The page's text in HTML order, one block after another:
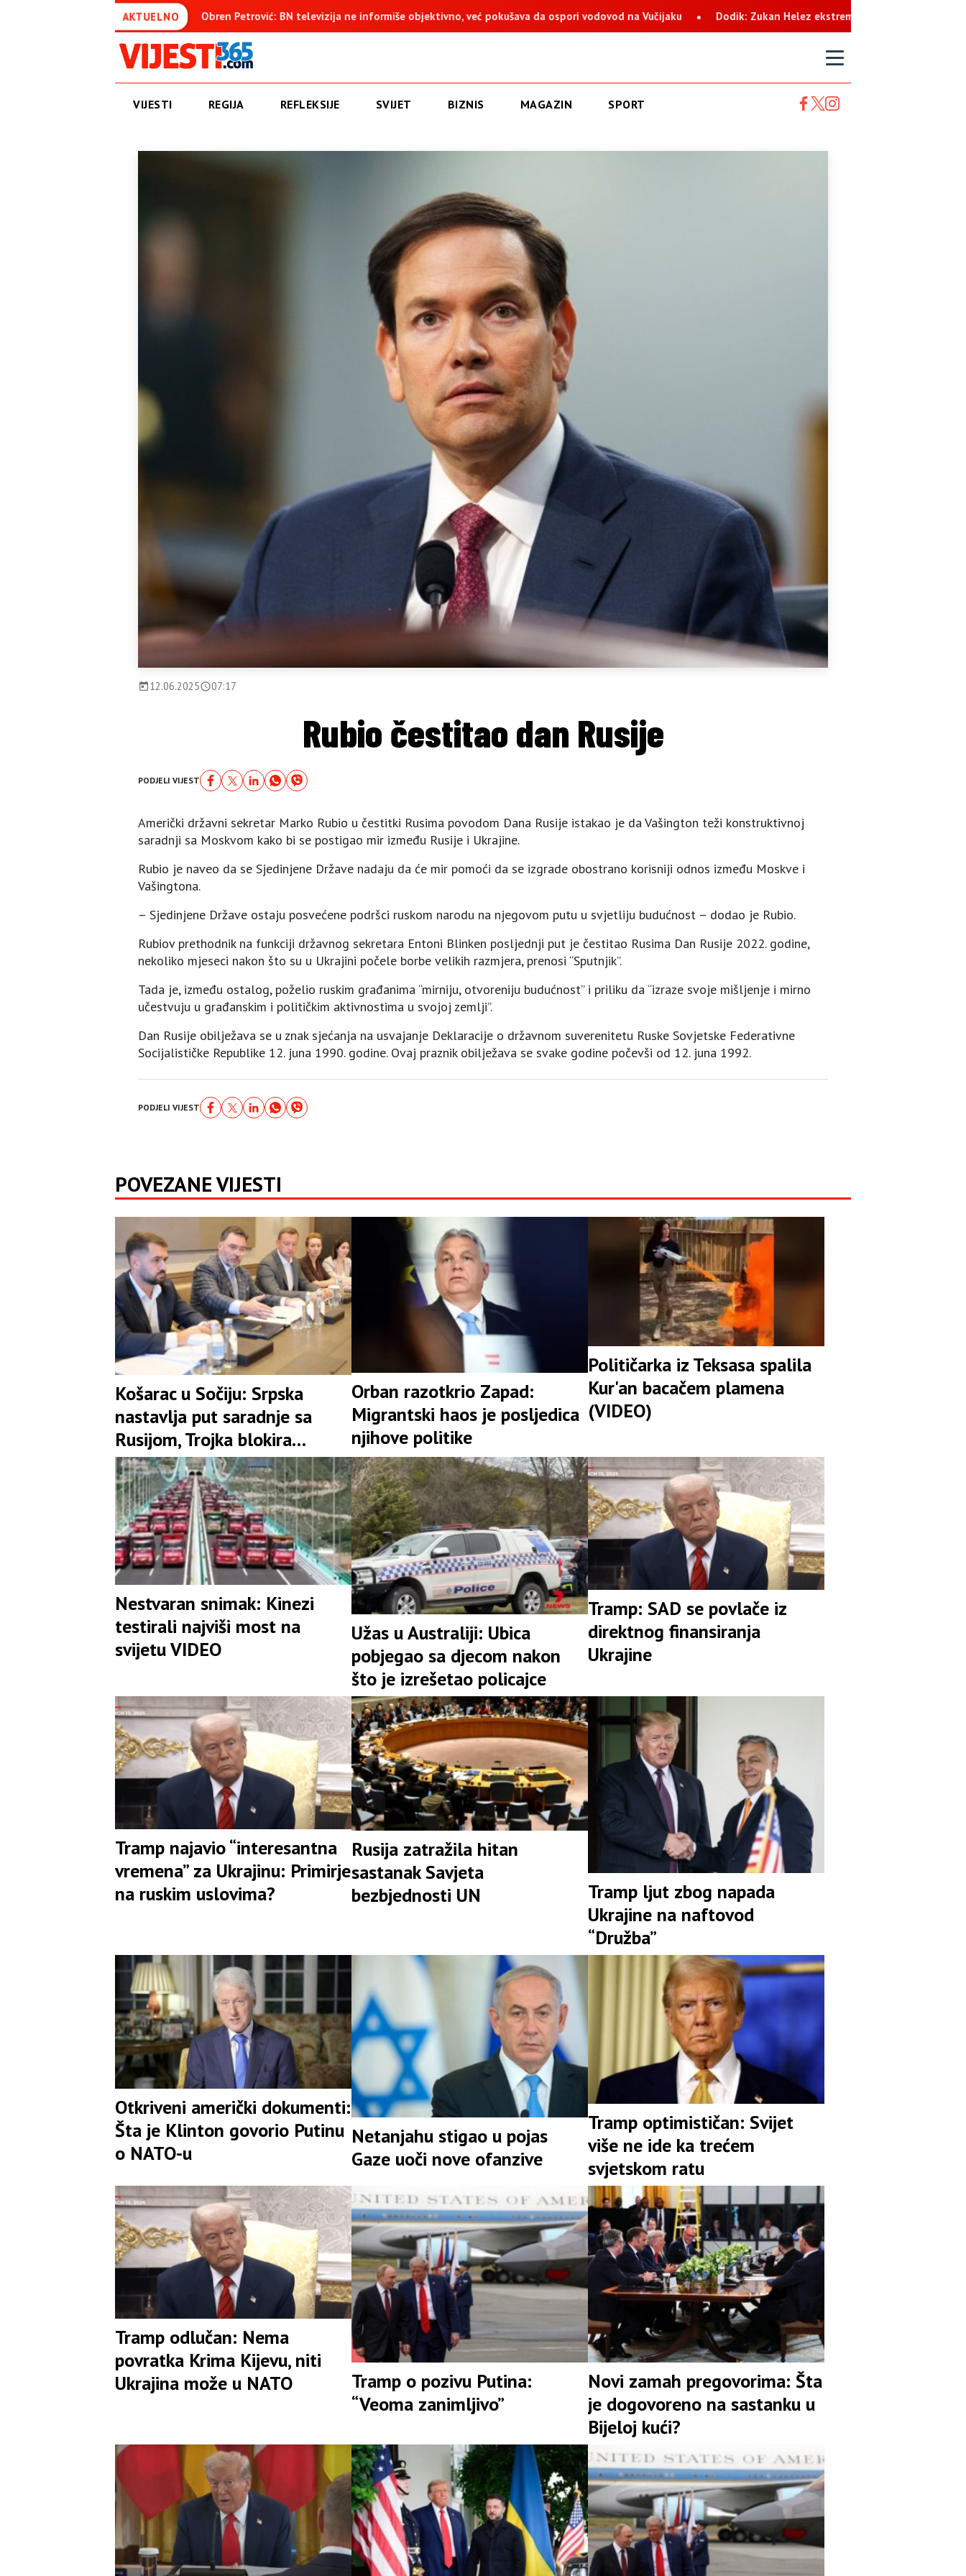
AKTUELNO
Obren Petrović: BN televizija ne informiše objektivno, već pokušava da ospori vodovod na Vučijaku Dodik: Zukan Helez ekstremista koji svaku priliku koristi za netrpeljivost
VIJESTI REGIJA REFLEKSIJE SVIJET BIZNIS MAGAZIN SPORT
12.06.2025 07:17
Rubio čestitao dan Rusije
PODJELI VIJEST
Američki državni sekretar Marko Rubio u čestitki Rusima povodom Dana Rusije istakao je da Vašington teži konstruktivnoj
saradnji sa Moskvom kako bi se postigao mir između Rusije i Ukrajine.
Rubio je naveo da se Sjedinjene Države nadaju da će mir pomoći da se izgrade obostrano korisniji odnos između Moskve i
Vašingtona.
– Sjedinjene Države ostaju posvećene podršci ruskom narodu na njegovom putu u svjetliju budućnost – dodao je Rubio.
Rubiov prethodnik na funkciji državnog sekretara Entoni Blinken posljednji put je čestitao Rusima Dan Rusije 2022. godine,
nekoliko mjeseci nakon što su u Ukrajini počele borbe velikih razmjera, prenosi “Sputnjik”.
Tada je, između ostalog, poželio ruskim građanima “mirniju, otvoreniju budućnost” i priliku da “izraze svoje mišljenje i mirno
učestvuju u građanskim i političkim aktivnostima u svojoj zemlji”.
Dan Rusije obilježava se u znak sjećanja na usvajanje Deklaracije o državnom suverenitetu Ruske Sovjetske Federativne
Socijalističke Republike 12. juna 1990. godine. Ovaj praznik obilježava se svake godine počevši od 12. juna 1992.
PODJELI VIJEST
POVEZANE VIJESTI
Košarac u Sočiju: Srpska
nastavlja put saradnje sa
Rusijom, Trojka blokira
privrednike iz FBiH
Orban razotkrio Zapad:
Migrantski haos je posljedica
njihove politike
Političarka iz Teksasa spalila
Kur'an bacačem plamena
(VIDEO)
Nestvaran snimak: Kinezi
testirali najviši most na
svijetu VIDEO
Užas u Australiji: Ubica
pobjegao sa djecom nakon
što je izrešetao policajce
Tramp: SAD se povlače iz
direktnog finansiranja
Ukrajine
Tramp najavio “interesantna
vremena” za Ukrajinu: Primirje
na ruskim uslovima?
Rusija zatražila hitan
sastanak Savjeta
bezbjednosti UN
Tramp ljut zbog napada
Ukrajine na naftovod
“Družba”
Otkriveni američki dokumenti:
Šta je Klinton govorio Putinu
o NATO-u
Netanjahu stigao u pojas
Gaze uoči nove ofanzive
Tramp optimističan: Svijet
više ne ide ka trećem
svjetskom ratu
Tramp odlučan: Nema
povratka Krima Kijevu, niti
Ukrajina može u NATO
Tramp o pozivu Putina:
“Veoma zanimljivo”
Novi zamah pregovorima: Šta
je dogovoreno na sastanku u
Bijeloj kući?